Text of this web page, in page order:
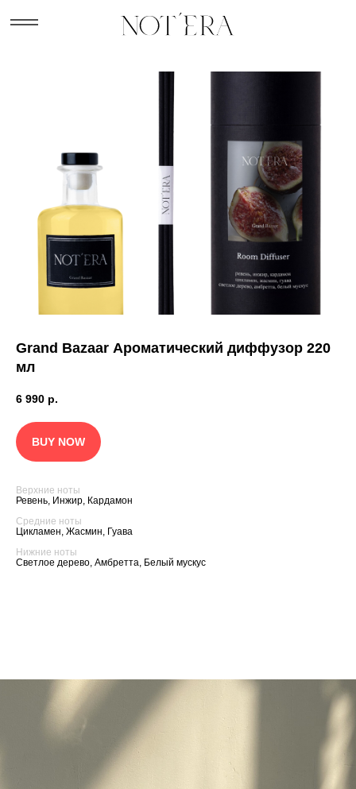
Grand Bazaar Ароматический диффузор 220
мл
6 990 р.
BUY NOW
Верхние ноты
Ревень, Инжир, Кардамон
Средние ноты
Цикламен, Жасмин, Гуава
Нижние ноты
Светлое дерево, Амбретта, Белый мускус